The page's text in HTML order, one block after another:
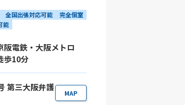
全国出張対応可能
完全個室
能
阪電鉄・大阪メトロ
歩10分
第三大阪弁護
MAP